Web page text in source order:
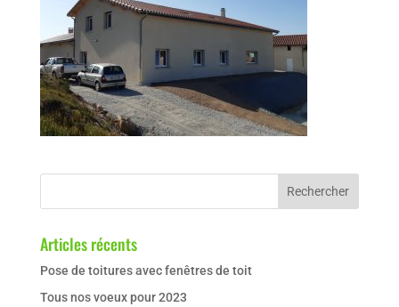
Articles récents
Pose de toitures avec fenêtres de toit
Tous nos voeux pour 2023